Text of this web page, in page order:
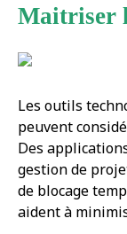
Maitriser
Les outils
peuvent
Des
gestion de
de blocage
aident à